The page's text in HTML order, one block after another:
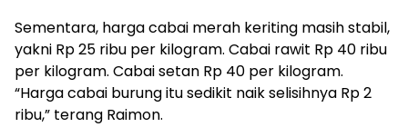
Sementara, harga cabai merah keriting masih stabil,
yakni Rp 25 ribu per kilogram. Cabai rawit Rp 40 ribu
per kilogram. Cabai setan Rp 40 per kilogram.
“Harga cabai burung itu sedikit naik selisihnya Rp 2
ribu,” terang Raimon.